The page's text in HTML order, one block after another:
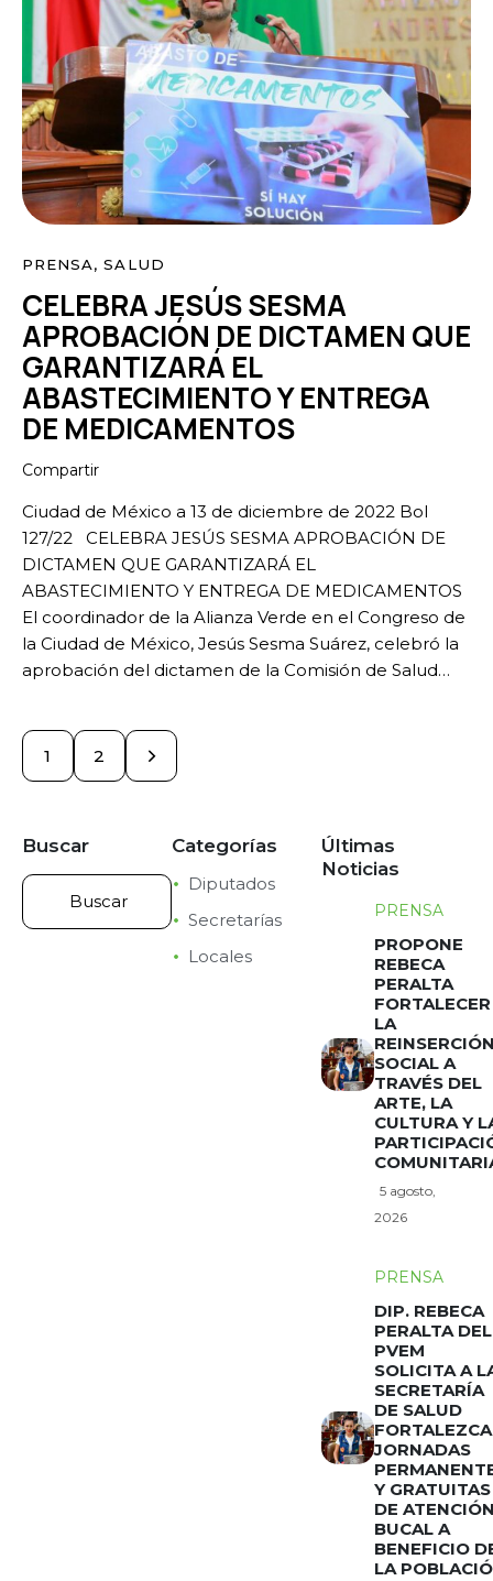
PRENSA,SALUD
CELEBRA JESÚS SESMA
APROBACIÓN DE DICTAMEN QUE
GARANTIZARÁ EL
ABASTECIMIENTO Y ENTREGA
DE MEDICAMENTOS
Compartir
Ciudad de México a 13 de diciembre de 2022 Bol
127/22 CELEBRA JESÚS SESMA APROBACIÓN DE
DICTAMEN QUE GARANTIZARÁ EL
ABASTECIMIENTO Y ENTREGA DE MEDICAMENTOS
El coordinador de la Alianza Verde en el Congreso de
la Ciudad de México, Jesús Sesma Suárez, celebró la
aprobación del dictamen de la Comisión de Salud…
1 2
>
Buscar Categorías
Diputados
Secretarías
Locales
Últimas
Noticias
PRENSA
PROPONE
REBECA
PERALTA
FORTALECER
LA
SOCIAL A
TRAVÉS DEL
ARTE, LA
CULTURA Y
5 agosto,
2026
PRENSA
DIP. REBECA
PERALTA DEL
PVEM
SOLICITA A
SECRETARÍA
DE SALUD
FORTALEZCA
JORNADAS
Y GRATUITAS
DE
BUCAL A
BENEFICIO
LA